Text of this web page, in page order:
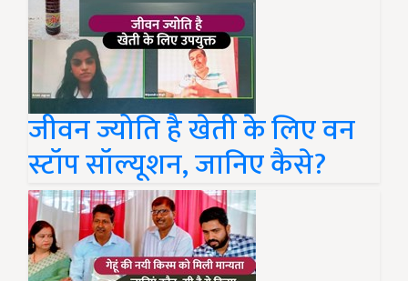
जीवन ज्योति है खेती के लिए वन
स्टॉप सॉल्यूशन, जानिए कैसे?